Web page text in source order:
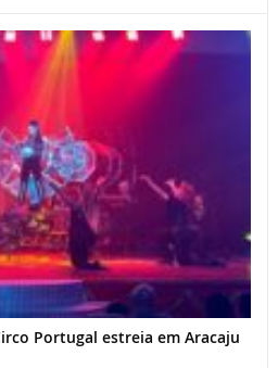
Portugal estreia em Aracaju